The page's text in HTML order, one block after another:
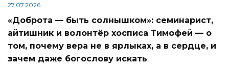
27.07.2026
«Доброта — быть солнышком»: семинарист,
айтишник и волонтёр хосписа Тимофей — о
том, почему вера не в ярлыках, а в сердце, и
зачем даже богослову искать